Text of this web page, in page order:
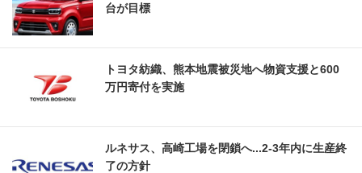
台が目標
トヨタ紡織、熊本地震被災地へ物資支援と600
万円寄付を実施
ルネサス、高崎工場を閉鎖へ...2‐3年内に生産終
了の方針